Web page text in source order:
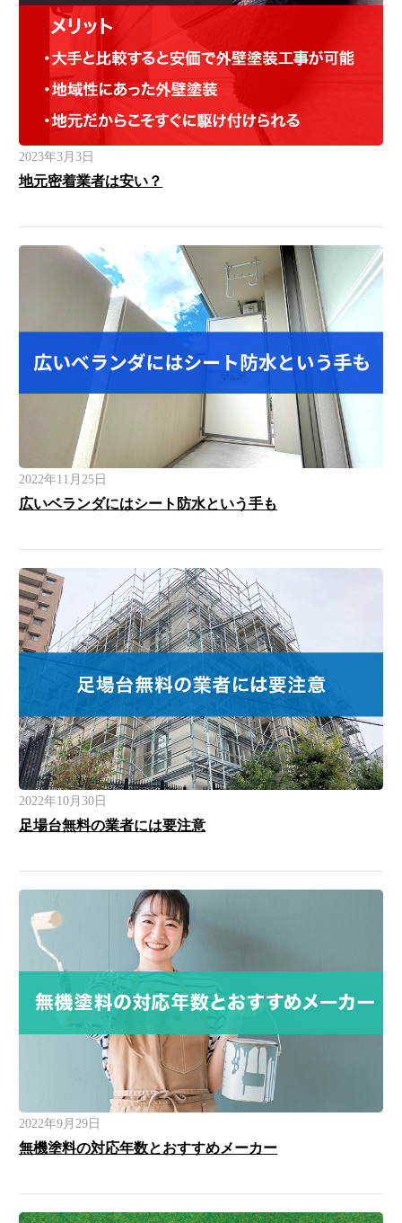
2023年3月3日
地元密着業者は安い？
2022年11月25日
広いベランダにはシート防水という手も
2022年10月30日
足場台無料の業者には要注意
2022年9月29日
無機塗料の対応年数とおすすめメーカー